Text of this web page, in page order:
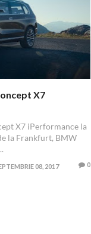
X7
X7 iPerformance la
la Frankfurt, BMW
08, 2017 0